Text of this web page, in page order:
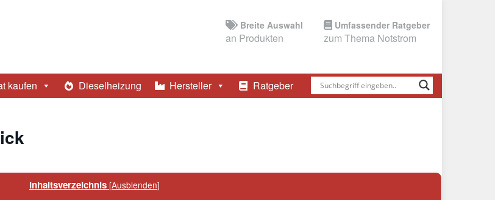
Breite Auswahl
an Produkten
Umfassender Ratgeber
zum Thema Notstrom
kaufen Dieselheizung Hersteller Ratgeber
Inhaltsverzeichnis [Ausblenden]